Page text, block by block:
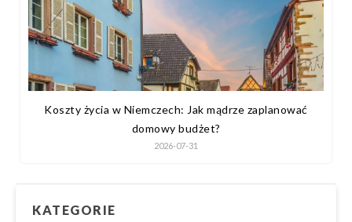
Koszty życia w Niemczech: Jak mądrze zaplanować
domowy budżet?
2026-07-31
KATEGORIE